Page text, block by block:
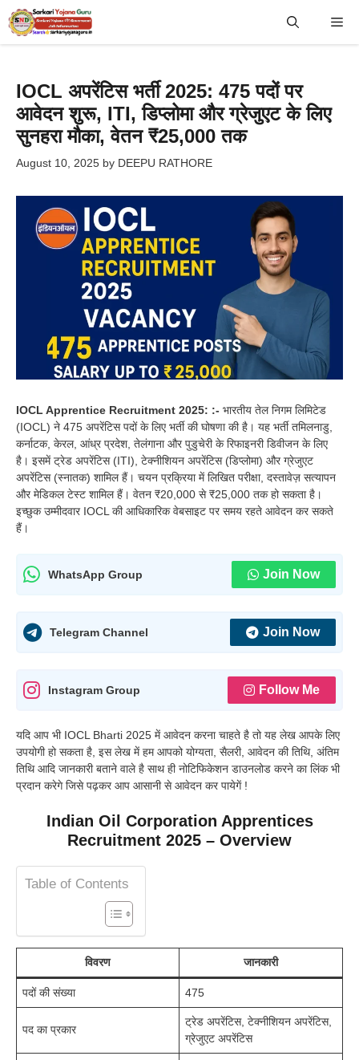
Skip
to
IOCL अपरेंटिस भर्ती 2025: 475 पदों पर
आवेदन शुरू, ITI, डिप्लोमा और ग्रेजुएट के लिए
सुनहरा मौका, वेतन ₹25,000 तक
August 10, 2025 by DEEPU RATHORE
IOCL Apprentice Recruitment 2025: :- भारतीय तेल निगम लिमिटेड
(IOCL) ने 475 अपरेंटिस पदों के लिए भर्ती की घोषणा की है। यह भर्ती तमिलनाडु,
कर्नाटक, केरल, आंध्र प्रदेश, तेलंगाना और पुडुचेरी के रिफाइनरी डिवीजन के लिए
है। इसमें ट्रेड अपरेंटिस (ITI), टेक्नीशियन अपरेंटिस (डिप्लोमा) और ग्रेजुएट
अपरेंटिस (स्नातक) शामिल हैं। चयन प्रक्रिया में लिखित परीक्षा, दस्तावेज़ सत्यापन
और मेडिकल टेस्ट शामिल हैं। वेतन ₹20,000 से ₹25,000 तक हो सकता है।
इच्छुक उम्मीदवार IOCL की आधिकारिक वेबसाइट पर समय रहते आवेदन कर सकते
हैं।
WhatsApp Group Join Now
Telegram Channel Join Now
Instagram Group Follow Me
यदि आप भी IOCL Bharti 2025 में आवेदन करना चाहते है तो यह लेख आपके लिए
उपयोगी हो सकता है, इस लेख में हम आपको योग्यता, सैलरी, आवेदन की तिथि, अंतिम
तिथि आदि जानकारी बताने वाले है साथ ही नोटिफिकेशन डाउनलोड करने का लिंक भी
प्रदान करेगे जिसे पढ़कर आप आसानी से आवेदन कर पायेगें !
Indian Oil Corporation Apprentices
Recruitment 2025 – Overview
Table of Contents
विवरण जानकारी
पदों की संख्या 475
पद का प्रकार
ट्रेड अपरेंटिस, टेक्नीशियन अपरेंटिस,
ग्रेजुएट अपरेंटिस